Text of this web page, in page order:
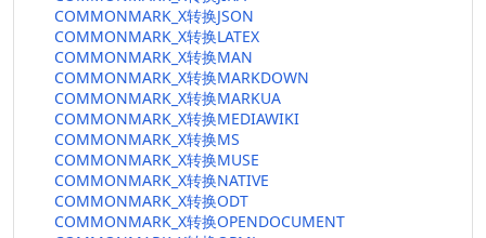
COMMONMARK_X转换JSON
COMMONMARK_X转换LATEX
COMMONMARK_X转换MAN
COMMONMARK_X转换MARKDOWN
COMMONMARK_X转换MARKUA
COMMONMARK_X转换MEDIAWIKI
COMMONMARK_X转换MS
COMMONMARK_X转换MUSE
COMMONMARK_X转换NATIVE
COMMONMARK_X转换ODT
COMMONMARK_X转换OPENDOCUMENT